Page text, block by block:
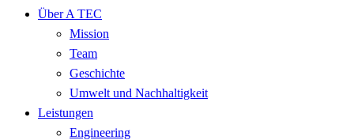
Über A TEC
Mission
Team
Geschichte
Umwelt und Nachhaltigkeit
Leistungen
Engineering